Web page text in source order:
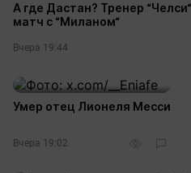
А где Дастан? Тренер
матч с “Миланом“
Вчера 19:44
Умер отец Лионеля Месси
Вчера 19:02